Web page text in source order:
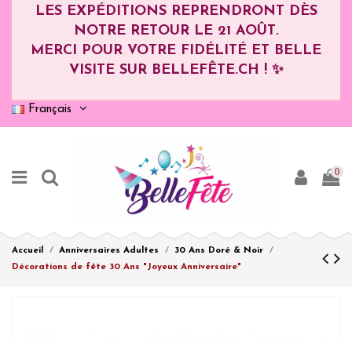
LES EXPÉDITIONS REPRENDRONT DÈS
NOTRE RETOUR LE 21 AOÛT.
MERCI POUR VOTRE FIDÉLITÉ ET BELLE
VISITE SUR BELLEFÊTE.CH ! ✨
Français
0
Accueil Anniversaires Adultes
30 Ans Doré & Noir
Décorations de fête 30 Ans "Joyeux Anniversaire"